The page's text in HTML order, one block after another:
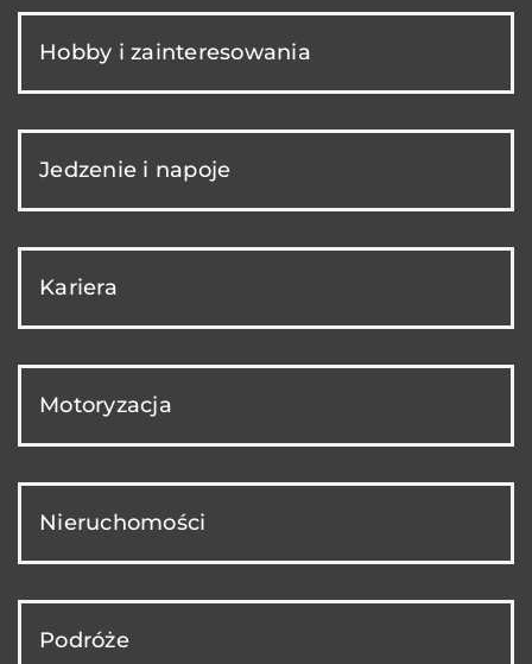
Hobby i zainteresowania
Jedzenie i napoje
Kariera
Motoryzacja
Nieruchomości
Podróże